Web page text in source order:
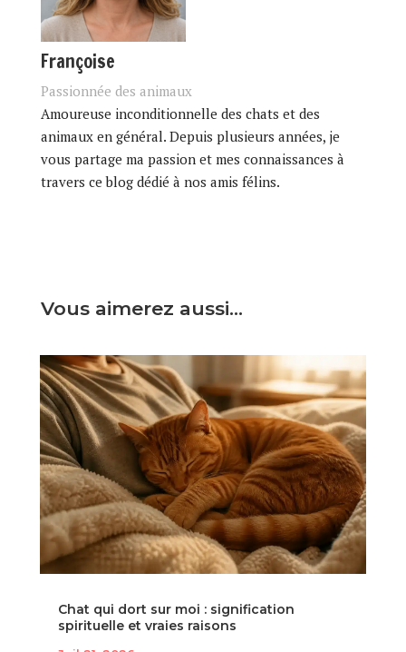
Françoise
Passionnée des animaux
Amoureuse inconditionnelle des chats et des
animaux en général. Depuis plusieurs années, je
vous partage ma passion et mes connaissances à
travers ce blog dédié à nos amis félins.
Vous aimerez aussi…
Chat qui dort sur moi : signification
spirituelle et vraies raisons